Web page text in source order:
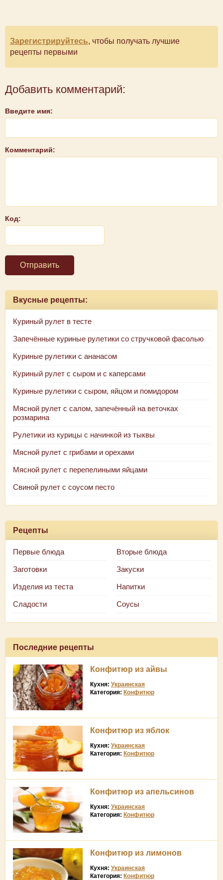
Зарегистрируйтесь, чтобы получать лучшие
рецепты первыми
Добавить комментарий:
Введите имя:
Комментарий:
Код:
Отправить
Вкусные рецепты:
Куриный рулет в тесте
Запечённые куриные рулетики со стручковой фасолью
Куриные рулетики с ананасом
Куриный рулет с сыром и с каперсами
Куриные рулетики с сыром, яйцом и помидором
Мясной рулет с салом, запечённый на веточках
розмарина
Рулетики из курицы с начинкой из тыквы
Мясной рулет с грибами и орехами
Мясной рулет с перепелиными яйцами
Свиной рулет с соусом песто
Рецепты
Первые блюда Вторые блюда
Заготовки Закуски
Изделия из теста Напитки
Сладости Соусы
Последние рецепты
Конфитюр из айвы
Кухня: Украинская
Категория: Конфитюр
Конфитюр из яблок
Кухня: Украинская
Категория: Конфитюр
Конфитюр из апельсинов
Кухня: Украинская
Категория: Конфитюр
Конфитюр из лимонов
Кухня: Украинская
Категория: Конфитюр